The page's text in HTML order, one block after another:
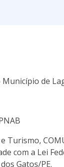
de
com a Lei
Gatos/PE.